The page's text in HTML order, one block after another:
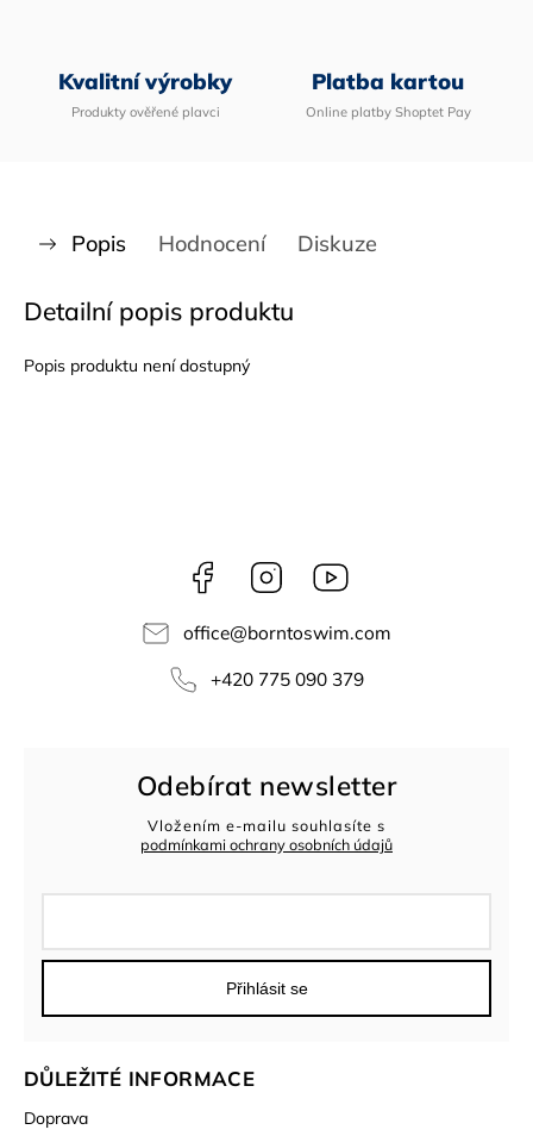
Kvalitní výrobky
Produkty ověřené plavci
Platba kartou
Online platby Shoptet Pay
Popis Hodnocení Diskuze
Detailní popis produktu
Popis produktu není dostupný
Facebook Instagram
office@borntoswim.com
+420 775 090 379
DŮLEŽITÉ INFORMACE
Doprava
Odebírat newsletter
Vložením e-mailu souhlasíte s
podmínkami ochrany osobních údajů
Přihlásit se